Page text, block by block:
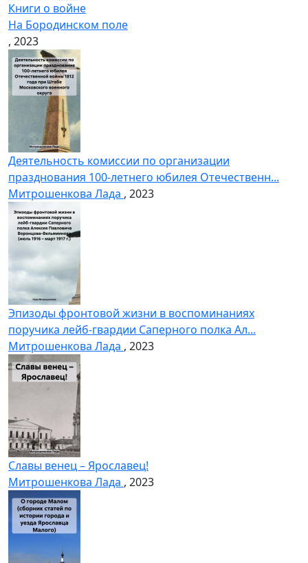
Книги о войне
На Бородинском поле
, 2023
Деятельность комиссии по организации
празднования 100-летнего юбилея Отечественн...
Митрошенкова Лада , 2023
Эпизоды фронтовой жизни в воспоминаниях
поручика лейб-гвардии Саперного полка Ал...
Митрошенкова Лада , 2023
Славы венец – Ярославец!
Митрошенкова Лада , 2023